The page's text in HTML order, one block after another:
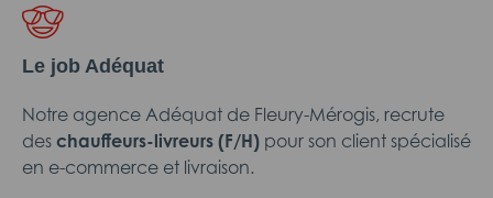
Le job Adéquat
Notre agence Adéquat de Fleury-Mérogis, recrute
des chauffeurs-livreurs (F/H) pour son client spécialisé
en e-commerce et livraison.